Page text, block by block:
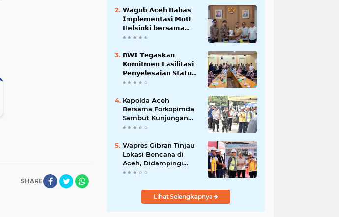
SHARE
𝗪𝗮𝗴𝘂𝗯 𝗔𝗰𝗲𝗵 𝗕𝗮𝗵𝗮𝘀
𝗜𝗺𝗽𝗹𝗲𝗺𝗲𝗻𝘁𝗮𝘀𝗶 𝗠𝗼𝗨
𝗛𝗲𝗹𝘀𝗶𝗻𝗸𝗶 𝗯𝗲𝗿𝘀𝗮𝗺𝗮
𝗦𝗲𝗸𝗿𝗲𝘁𝗮𝗿𝗶𝗮𝘁 𝗡𝗲𝗴𝗮𝗿𝗮
𝗕𝗪𝗜 𝗧𝗲𝗴𝗮𝘀𝗸𝗮𝗻
𝗞𝗼𝗺𝗶𝘁𝗺𝗲𝗻 𝗙𝗮𝘀𝗶𝗹𝗶𝘁𝗮𝘀𝗶
𝗣𝗲𝗻𝘆𝗲𝗹𝗲𝘀𝗮𝗶𝗮𝗻 𝗦𝘁𝗮𝘁𝘂𝘀
𝗪𝗮𝗸𝗮𝗳 𝗕𝗹𝗮𝗻𝗴 𝗣𝗮𝗱𝗮𝗻𝗴
Kapolda Aceh
Bersama Forkopimda
Sambut Kunjungan
Kerja Wakil Presiden
Bireuen
Wapres Gibran Tinjau
Lokasi Bencana di
Aceh, Didampingi
Wagub Dek Fadh
Lihat Selengkapnya